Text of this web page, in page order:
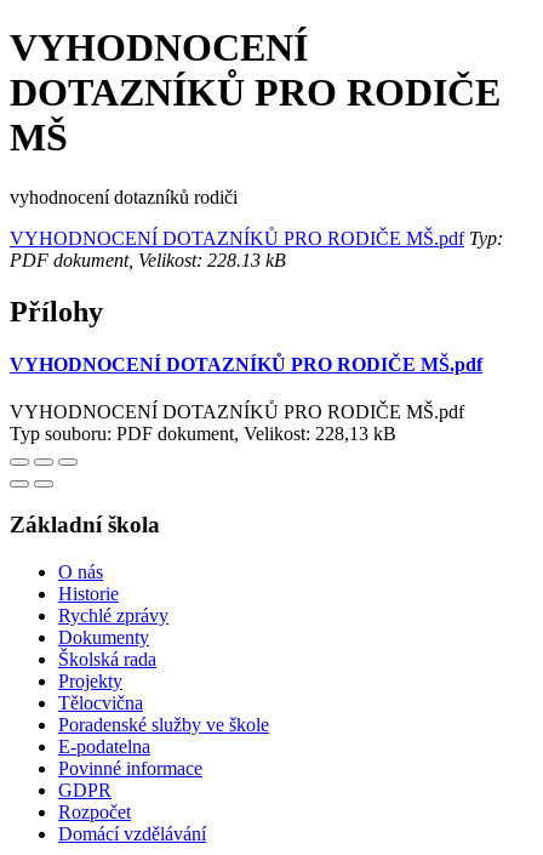
VYHODNOCENÍ
DOTAZNÍKŮ PRO RODIČE
MŠ
vyhodnocení dotazníků rodiči
VYHODNOCENÍ DOTAZNÍKŮ PRO RODIČE MŠ.pdfTyp:
PDF dokument, Velikost: 228.13 kB
Přílohy
VYHODNOCENÍ DOTAZNÍKŮ PRO RODIČE MŠ.pdf
VYHODNOCENÍ DOTAZNÍKŮ PRO RODIČE MŠ.pdf
Typ souboru: PDF dokument, Velikost: 228,13 kB
Základní škola
O nás
Historie
Rychlé zprávy
Dokumenty
Školská rada
Projekty
Tělocvična
Poradenské služby ve škole
E-podatelna
Povinné informace
GDPR
Rozpočet
Domácí vzdělávání